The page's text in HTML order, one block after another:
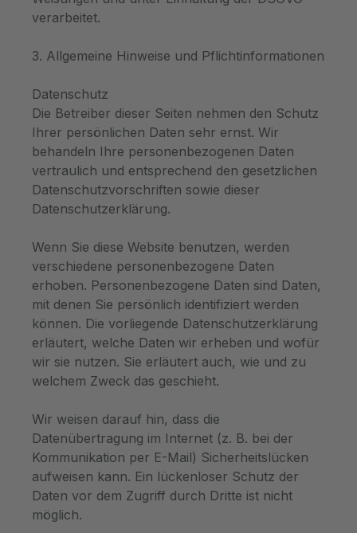
verarbeitet.
3. Allgemeine Hinweise und Pflichtinformationen
Datenschutz
Die Betreiber dieser Seiten nehmen den Schutz
Ihrer persönlichen Daten sehr ernst. Wir
behandeln Ihre personenbezogenen Daten
vertraulich und entsprechend den gesetzlichen
Datenschutzvorschriften sowie dieser
Datenschutzerklärung.
Wenn Sie diese Website benutzen, werden
verschiedene personenbezogene Daten
erhoben. Personenbezogene Daten sind Daten,
mit denen Sie persönlich identifiziert werden
können. Die vorliegende Datenschutzerklärung
erläutert, welche Daten wir erheben und wofür
wir sie nutzen. Sie erläutert auch, wie und zu
welchem Zweck das geschieht.
Wir weisen darauf hin, dass die
Datenübertragung im Internet (z. B. bei der
Kommunikation per E-Mail) Sicherheitslücken
aufweisen kann. Ein lückenloser Schutz der
Daten vor dem Zugriff durch Dritte ist nicht
möglich.